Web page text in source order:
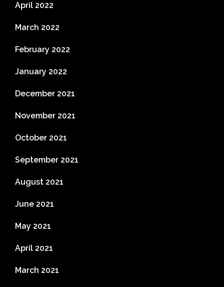
April 2022
March 2022
February 2022
January 2022
December 2021
November 2021
October 2021
September 2021
August 2021
June 2021
May 2021
April 2021
March 2021